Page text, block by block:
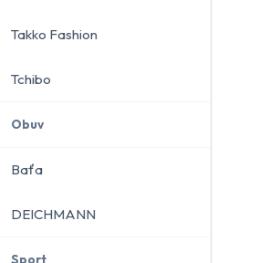
Takko Fashion
Tchibo
Obuv
Baťa
DEICHMANN
Sport